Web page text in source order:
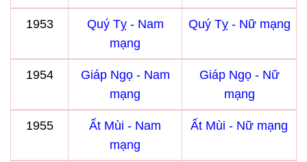
1953
Quý Tỵ - Nam
mạng
Quý Tỵ - Nữ mạng
1954
Giáp Ngọ - Nam
mạng
Giáp Ngọ - Nữ
mạng
1955
Ất Mùi - Nam
mạng
Ất Mùi - Nữ mạng